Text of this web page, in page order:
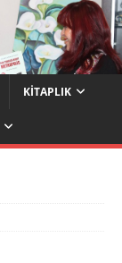
KITAPLIK